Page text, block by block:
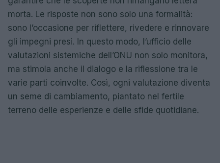
morta. Le risposte non sono solo una formalità:
sono l’occasione per riflettere, rivedere e rinnovare
gli impegni presi. In questo modo, l’ufficio delle
valutazioni sistemiche dell’ONU non solo monitora,
ma stimola anche il dialogo e la riflessione tra le
varie parti coinvolte. Così, ogni valutazione diventa
un seme di cambiamento, piantato nel fertile
terreno delle esperienze e delle sfide quotidiane.